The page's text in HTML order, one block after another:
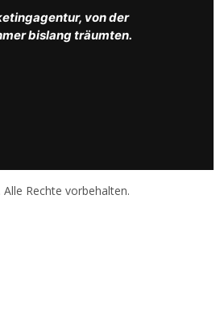
von der
bislang träumten.
Alle Rechte vorbehalten.